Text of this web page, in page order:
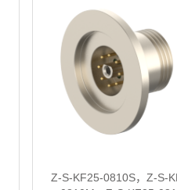
Z-S-KF25-0810S，Z-S-